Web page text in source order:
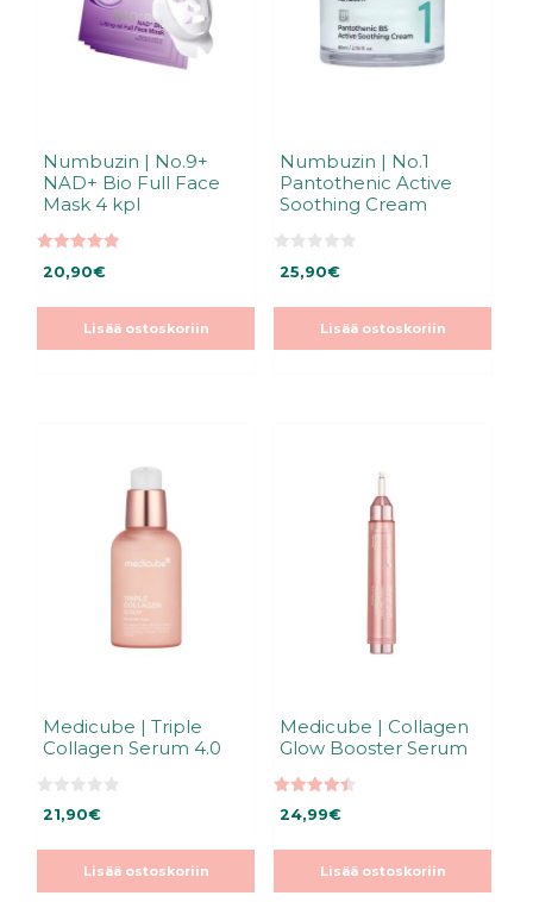
Numbuzin | No.9+
NAD+ Bio Full Face
Mask 4 kpl
5:stä
20,90€
Lisää ostoskoriin
Numbuzin | No.1
Pantothenic Active
Soothing Cream
5
s
25,90€
Lisää ostoskoriin
Medicube | Triple
Collagen Serum 4.0
0
5
s
21,90€
Lisää ostoskoriin
Medicube | Collagen
Glow Booster Serum
4.50
5:stä
24,99€
Lisää ostoskoriin